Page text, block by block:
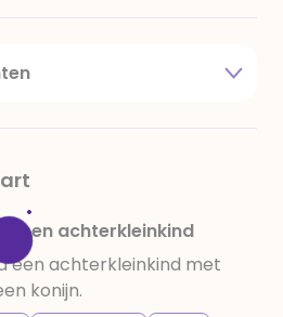
emulgator (sojalecithine),
E 330, verdikkingsmiddel
E422, emulgator:
E110, E122: kan de activiteit en
negatief beïnvloeden,
bevat ten minste 34%
sporen van gluten
een achterkleinkind
een achterkleinkind met
konijn.